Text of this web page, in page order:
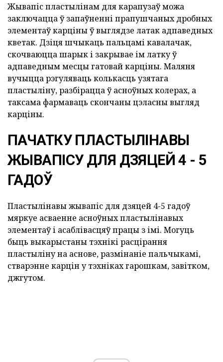
Жывапіс пластылінам для карапузаў можа
заключацца ў запаўненні прапушчаных дробных
элементаў карціны ў выглядзе латак адпаведных
кветак. Дзіця шчыкаць пальцамі кавалачак,
скочваюцца шарык і закрывае ім латку ў
адпаведным месцы гатовай карціны. Маляня
вучыцца рэгуляваць колькасць узятага
пластыліну, разбірацца ў асноўных колерах, а
таксама фармаваць скончаны цэласны выгляд
карціны.
ПАЧАТКУ ПЛАСТЫЛІНАВЫ
ЖЫВАПІСУ ДЛЯ ДЗЯЦЕЙ 4 - 5
ГАДОЎ
Пластылінавы жывапіс для дзяцей 4-5 гадоў
мяркуе асваенне асноўных пластылінавых
элементаў і асаблівасцяў працы з імі. Могуць
быць выкарыстаны тэхнікі расцірання
пластыліну на аснове, размінаніе пальчыкамі,
стварэнне карцін у тэхніках гарошкам, завітком,
джгутом.